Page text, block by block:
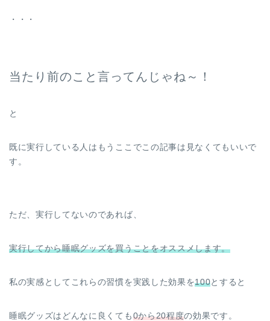
・・・
当たり前のこと言ってんじゃね～！
と
既に実行している人はもうここでこの記事は見なくてもいいで
す。
ただ、実行してないのであれば、
実行してから睡眠グッズを買うことをオススメします。
私の実感としてこれらの習慣を実践した効果を100とすると
睡眠グッズはどんなに良くても 0から20程度の効果です。